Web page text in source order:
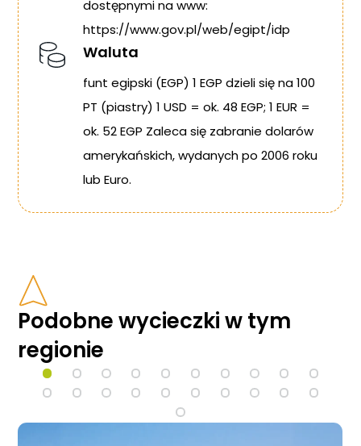
dostępnymi na www:
https://www.gov.pl/web/egipt/idp
Waluta
funt egipski (EGP) 1 EGP dzieli się na 100
PT (piastry) 1 USD = ok. 48 EGP; 1 EUR =
ok. 52 EGP Zaleca się zabranie dolarów
amerykańskich, wydanych po 2006 roku
lub Euro.
Podobne wycieczki w tym
regionie